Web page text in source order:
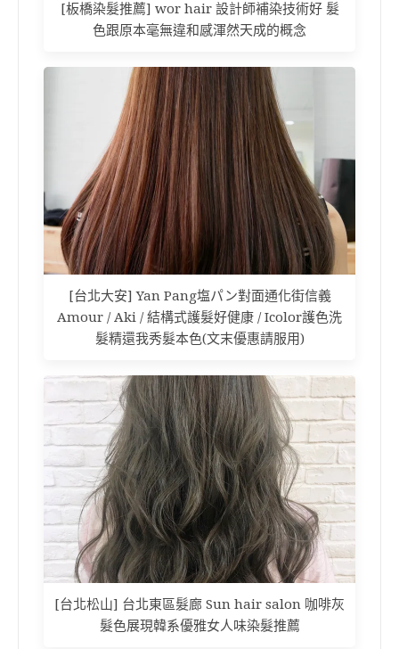
[板橋染髮推薦] wor hair 設計師補染技術好 髮
色跟原本毫無違和感渾然天成的概念
[台北大安] Yan Pang塩パン對面通化街信義
Amour / Aki / 結構式護髮好健康 / Icolor護色洗
髮精還我秀髮本色(文末優惠請服用)
[台北松山] 台北東區髮廊 Sun hair salon 咖啡灰
髮色展現韓系優雅女人味染髮推薦